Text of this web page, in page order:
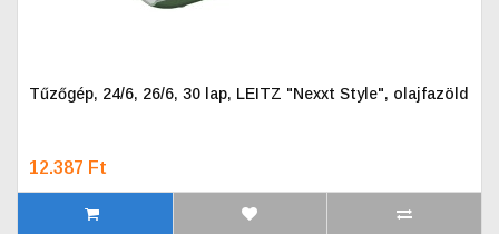
Tűzőgép, 24/6, 26/6, 30 lap, LEITZ "Nexxt Style", olajfazöld
12.387 Ft